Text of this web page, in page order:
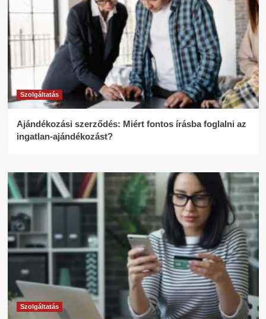
Szolgáltatás
Ajándékozási szerződés: Miért fontos írásba foglalni az
ingatlan-ajándékozást?
Szolgáltatás